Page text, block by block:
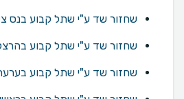
שחזור שד ע"י שתל קבוע בנס
שחזור שד ע"י שתל קבוע
שחזור שד ע"י שתל קבוע